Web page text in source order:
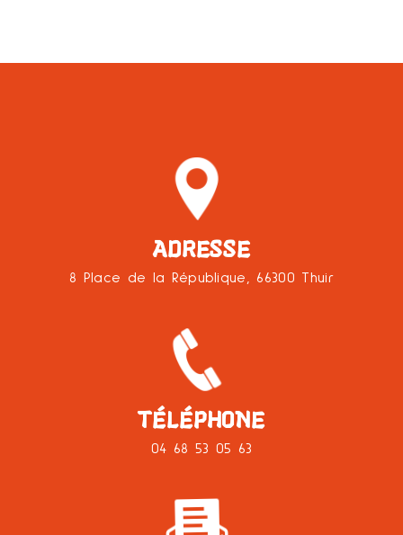
ADRESSE
8 Place de la République, 66300 Thuir
TÉLÉPHONE
04 68 53 05 63